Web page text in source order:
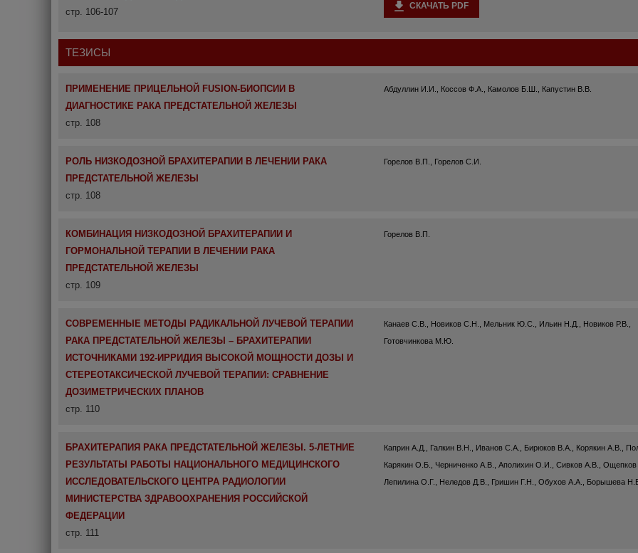
стр. 106-107
СКАЧАТЬ PDF
ТЕЗИСЫ
ПРИМЕНЕНИЕ ПРИЦЕЛЬНОЙ FUSION-БИОПСИИ В
ДИАГНОСТИКЕ РАКА ПРЕДСТАТЕЛЬНОЙ ЖЕЛЕЗЫ
стр. 108
Абдуллин И.И., Коссов Ф.А., Камолов Б.Ш., Капустин В.В.
РОЛЬ НИЗКОДОЗНОЙ БРАХИТЕРАПИИ В ЛЕЧЕНИИ РАКА
ПРЕДСТАТЕЛЬНОЙ ЖЕЛЕЗЫ
стр. 108
Горелов В.П., Горелов С.И.
КОМБИНАЦИЯ НИЗКОДОЗНОЙ БРАХИТЕРАПИИ И
ГОРМОНАЛЬНОЙ ТЕРАПИИ В ЛЕЧЕНИИ РАКА
ПРЕДСТАТЕЛЬНОЙ ЖЕЛЕЗЫ
стр. 109
Горелов В.П.
СОВРЕМЕННЫЕ МЕТОДЫ РАДИКАЛЬНОЙ ЛУЧЕВОЙ ТЕРАПИИ
РАКА ПРЕДСТАТЕЛЬНОЙ ЖЕЛЕЗЫ – БРАХИТЕРАПИИ
ИСТОЧНИКАМИ 192-ИРРИДИЯ ВЫСОКОЙ МОЩНОСТИ ДОЗЫ И
СТЕРЕОТАКСИЧЕСКОЙ ЛУЧЕВОЙ ТЕРАПИИ: СРАВНЕНИЕ
ДОЗИМЕТРИЧЕСКИХ ПЛАНОВ
стр. 110
Канаев С.В., Новиков С.Н., Мельник Ю.С., Ильин Н.Д., Новиков Р.В.,
Готовчинкова М.Ю.
БРАХИТЕРАПИЯ РАКА ПРЕДСТАТЕЛЬНОЙ ЖЕЛЕЗЫ. 5-ЛЕТНИЕ
РЕЗУЛЬТАТЫ РАБОТЫ НАЦИОНАЛЬНОГО МЕДИЦИНСКОГО
ИССЛЕДОВАТЕЛЬСКОГО ЦЕНТРА РАДИОЛОГИИ
МИНИСТЕРСТВА ЗДРАВООХРАНЕНИЯ РОССИЙСКОЙ
ФЕДЕРАЦИИ
стр. 111
Каприн А.Д., Галкин В.Н., Иванов С.А., Бирюков В.А., Корякин А.В.,
Карякин О.Б., Черниченко А.В., Аполихин О.И., Сивков А.В.,
Лепилина О.Г., Неледов Д.В., Гришин Г.Н., Обухов А.А., Борышева